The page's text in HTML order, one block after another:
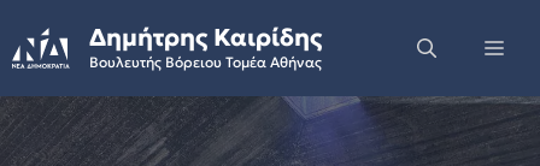
to
content
Δημήτρης Καιρίδης
Βουλευτής Βόρειου Τομέα Αθήνας